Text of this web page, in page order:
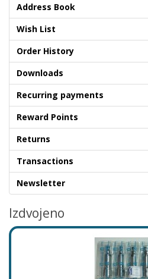
Address Book
Wish List
Order History
Downloads
Recurring payments
Reward Points
Returns
Transactions
Newsletter
Izdvojeno